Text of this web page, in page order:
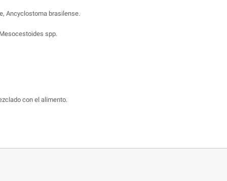
Ancyclostoma brasilense.
spp.
con el alimento.